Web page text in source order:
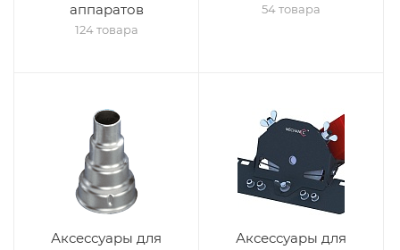
аппаратов
124 товара
54 товара
Аксессуары для Аксессуары для